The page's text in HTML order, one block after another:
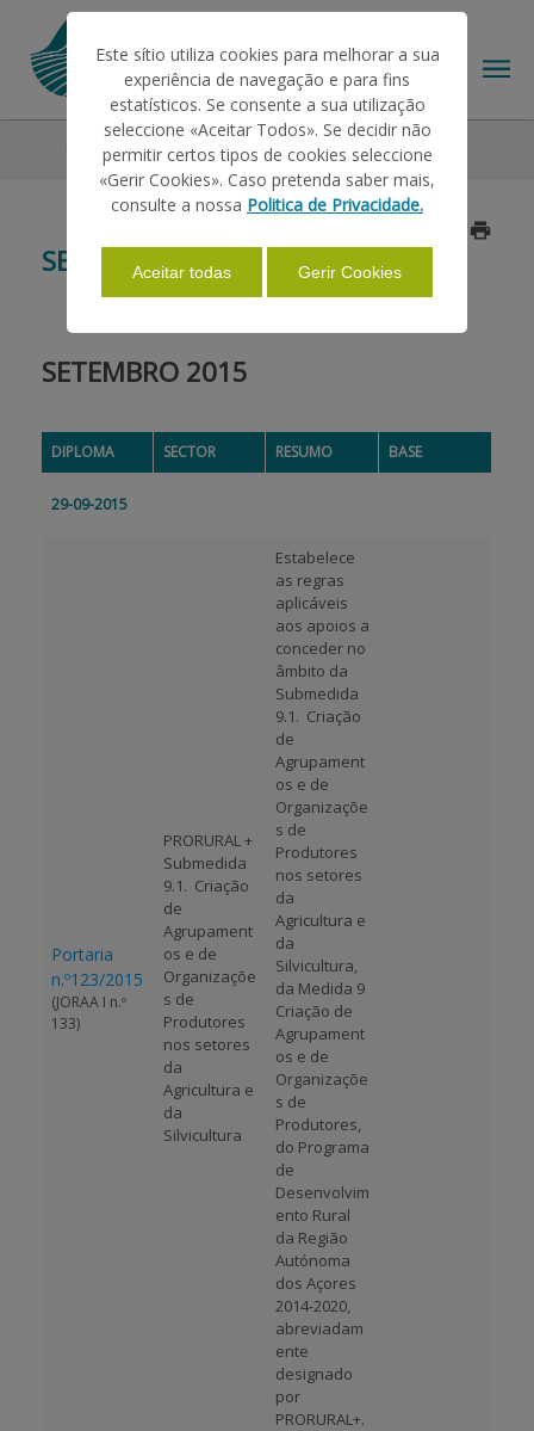
AJUDAS/APOIOS
INFORMAÇÕES
PAGAMENTOS
Legislação 2015 Setembro
SETEMBRO
SETEMBRO 2015
DIPLOMA SECTOR RESUMO BASE
29-09-2015
Portaria
n.º123/2015
(JORAA I n.º
133)
PRORURAL +
Submedida
9.1.  Criação
de
Agrupament
os e de
Organizaçõe
s de
Produtores
nos setores
da
Agricultura e
da
Silvicultura
Estabelece
as regras
aplicáveis
aos apoios a
conceder no
âmbito da
Submedida
9.1.  Criação
de
Agrupament
os e de
Organizaçõe
s de
Produtores
nos setores
da
Agricultura e
da
Silvicultura,
da Medida 9 
Criação de
Agrupament
os e de
Organizaçõe
s de
Produtores,
do Programa
de
Desenvolvim
ento Rural
da Região
Autónoma
dos Açores
2014-2020,
abreviadam
ente
designado
por
PRORURAL+.
Este sítio utiliza cookies para melhorar a sua
experiência de navegação e para fins
estatísticos. Se consente a sua utilização
seleccione «Aceitar Todos». Se decidir não
permitir certos tipos de cookies seleccione
«Gerir Cookies». Caso pretenda saber mais,
consulte a nossa Politica de Privacidade.
Aceitar todas Gerir Cookies